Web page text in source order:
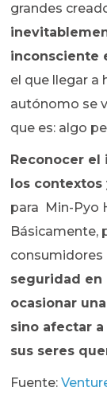
grandes
inconsciente
el que llegar a
autónomo se
que es: algo
Reconocer
los
para Min-Pyo
Básicamente,
consumidores
seguridad en
ocasionar
sino afectar
sus seres
Fuente: